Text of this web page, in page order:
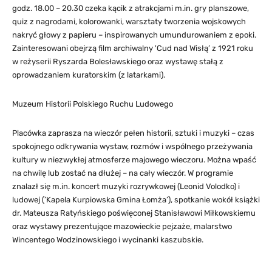
godz. 18.00 – 20.30 czeka kącik z atrakcjami m.in. gry planszowe,
quiz z nagrodami, kolorowanki, warsztaty tworzenia wojskowych
nakryć głowy z papieru – inspirowanych umundurowaniem z epoki.
Zainteresowani obejrzą film archiwalny 'Cud nad Wisłą’ z 1921 roku
w reżyserii Ryszarda Bolesławskiego oraz wystawę stałą z
oprowadzaniem kuratorskim (z latarkami).
Muzeum Historii Polskiego Ruchu Ludowego
Placówka zaprasza na wieczór pełen historii, sztuki i muzyki – czas
spokojnego odkrywania wystaw, rozmów i wspólnego przeżywania
kultury w niezwykłej atmosferze majowego wieczoru. Można wpaść
na chwilę lub zostać na dłużej – na cały wieczór. W programie
znalazł się m.in. koncert muzyki rozrywkowej (Leonid Volodko) i
ludowej (’Kapela Kurpiowska Gmina Łomża’), spotkanie wokół książki
dr. Mateusza Ratyńskiego poświęconej Stanisławowi Miłkowskiemu
oraz wystawy prezentujące mazowieckie pejzaże, malarstwo
Wincentego Wodzinowskiego i wycinanki kaszubskie.